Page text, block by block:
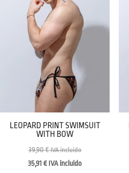
LEOPARD PRINT SWIMSUIT
WITH BOW
39,90€ IVA incluido
35,91€ IVA incluido